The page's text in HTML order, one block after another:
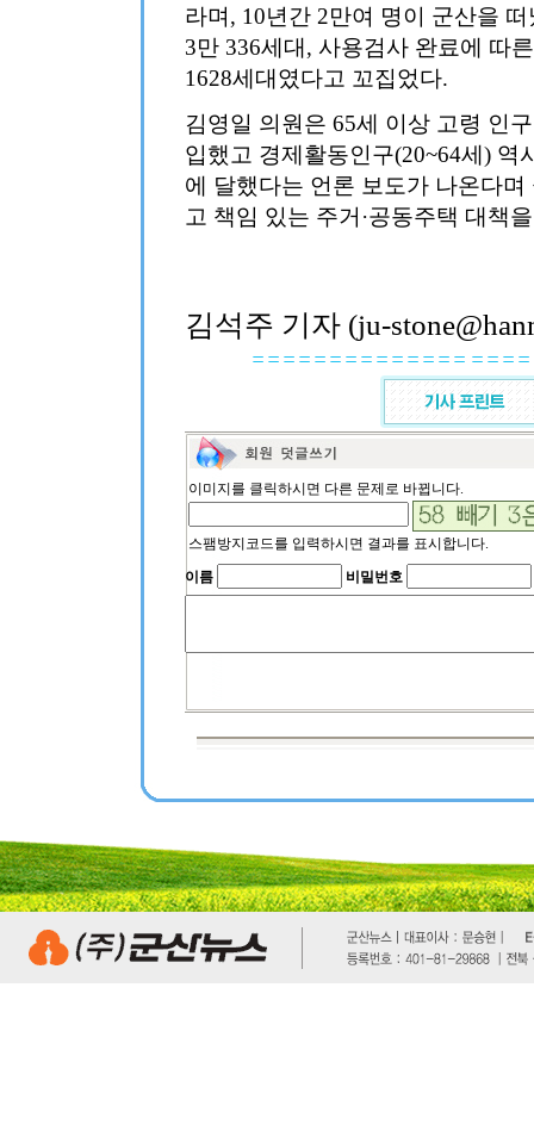
라며, 10년간 2만여 명이 군산을
3만 336세대, 사용검사 완료에 따
1628세대였다고 꼬집었다.
김영일 의원은 65세 이상 고령 인
입했고 경제활동인구(20~64세) 역
에 달했다는 언론 보도가 나온다
고 책임 있는 주거·공동주택 대책
김석주 기자 (ju-
이미지를 클릭하시면 다른 문제로 바뀝니다.
스팸방지코드를 입력하시면 결과를 표시합니다.
이름
비밀번호